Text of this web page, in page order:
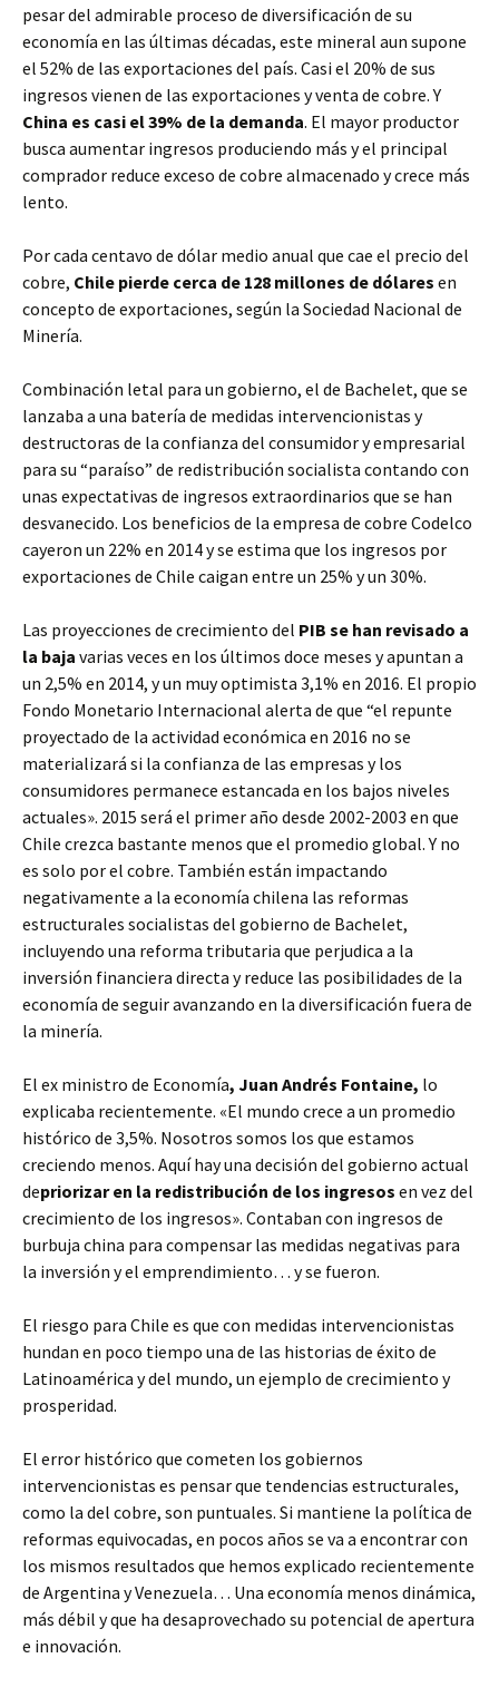
pesar del admirable proceso de diversificación de su
economía en las últimas décadas, este mineral aun supone
el 52% de las exportaciones del país. Casi el 20% de sus
ingresos vienen de las exportaciones y venta de cobre. Y
China es casi el 39% de la demanda. El mayor productor
busca aumentar ingresos produciendo más y el principal
comprador reduce exceso de cobre almacenado y crece más
lento.
Por cada centavo de dólar medio anual que cae el precio del
cobre, Chile pierde cerca de 128 millones de dólares en
concepto de exportaciones, según la Sociedad Nacional de
Minería.
Combinación letal para un gobierno, el de Bachelet, que se
lanzaba a una batería de medidas intervencionistas y
destructoras de la confianza del consumidor y empresarial
para su “paraíso” de redistribución socialista contando con
unas expectativas de ingresos extraordinarios que se han
desvanecido. Los beneficios de la empresa de cobre Codelco
cayeron un 22% en 2014 y se estima que los ingresos por
exportaciones de Chile caigan entre un 25% y un 30%.
Las proyecciones de crecimiento del PIB se han revisado a
la baja varias veces en los últimos doce meses y apuntan a
un 2,5% en 2014, y un muy optimista 3,1% en 2016. El propio
Fondo Monetario Internacional alerta de que “el repunte
proyectado de la actividad económica en 2016 no se
materializará si la confianza de las empresas y los
consumidores permanece estancada en los bajos niveles
actuales». 2015 será el primer año desde 2002-2003 en que
Chile crezca bastante menos que el promedio global. Y no
es solo por el cobre. También están impactando
negativamente a la economía chilena las reformas
estructurales socialistas del gobierno de Bachelet,
incluyendo una reforma tributaria que perjudica a la
inversión financiera directa y reduce las posibilidades de la
economía de seguir avanzando en la diversificación fuera de
la minería.
El ex ministro de Economía, Juan Andrés Fontaine, lo
explicaba recientemente. «El mundo crece a un promedio
histórico de 3,5%. Nosotros somos los que estamos
creciendo menos. Aquí hay una decisión del gobierno actual
depriorizar en la redistribución de los ingresos en vez del
crecimiento de los ingresos». Contaban con ingresos de
burbuja china para compensar las medidas negativas para
la inversión y el emprendimiento… y se fueron.
El riesgo para Chile es que con medidas intervencionistas
hundan en poco tiempo una de las historias de éxito de
Latinoamérica y del mundo, un ejemplo de crecimiento y
prosperidad.
El error histórico que cometen los gobiernos
intervencionistas es pensar que tendencias estructurales,
como la del cobre, son puntuales. Si mantiene la política de
reformas equivocadas, en pocos años se va a encontrar con
los mismos resultados que hemos explicado recientemente
de Argentina y Venezuela… Una economía menos dinámica,
más débil y que ha desaprovechado su potencial de apertura
e innovación.